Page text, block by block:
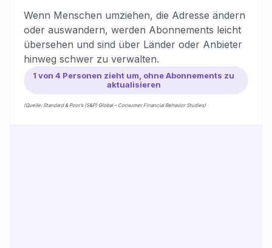
Wenn Menschen umziehen, die Adresse ändern
oder auswandern, werden Abonnements leicht
übersehen und sind über Länder oder Anbieter
hinweg schwer zu verwalten.
1 von 4 Personen zieht um, ohne Abonnements zu
aktualisieren
(Quelle: Standard & Poor’s (S&P) Global – Consumer Financial Behavior Studies)